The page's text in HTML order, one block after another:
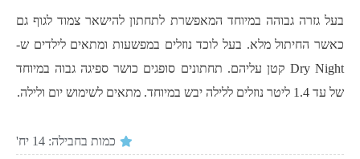
בעל גזרה גבוהה במיוחד המאפשרת לתחתון להישאר צמוד לגוף גם
כאשר החיתול מלא. בעל לוכד נוזלים במפשעות ומתאים לילדים ש-
Dry Night קטן עליהם. תחתונים סופגים כושר ספיגה גבוה במיוחד
של עד 1.4 ליטר נוזלים ללילה יבש במיוחד. מתאים לשימוש יום ולילה.
כמות בחבילה: 14 יח'